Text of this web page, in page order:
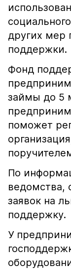
других мер
поддержки.
Фонд
займы до 5
поможет
По
ведомства,
заявок на
поддержку.
У